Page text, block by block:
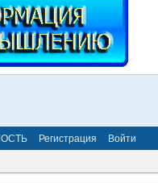
Регистрация Войти